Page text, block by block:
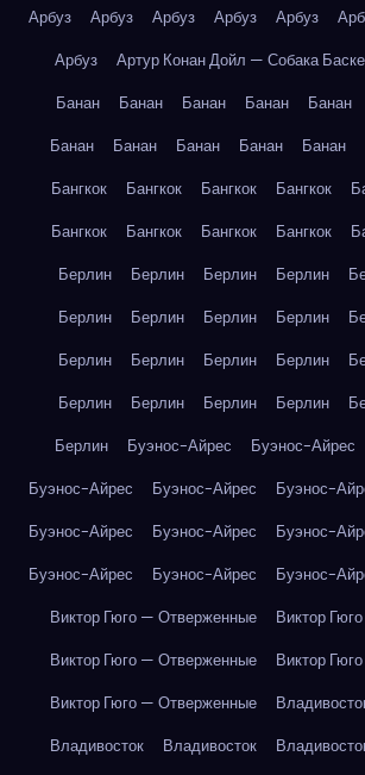
Арбуз
Арбуз Арбуз Арбуз Арбуз
Арбуз
Артур Конан Дойл — Собака
Банан
Банан Банан Банан Банан
Банан
Банан Банан Банан Банан
Бангкок
Бангкок Бангкок Бангкок
Бангкок
Бангкок Бангкок Бангкок
Берлин
Берлин Берлин Берлин
Берлин
Берлин Берлин Берлин
Берлин
Берлин Берлин Берлин
Берлин
Берлин Берлин Берлин
Берлин
Буэнос-Айрес Буэнос-Айрес
Буэнос-Айрес
Буэнос-Айрес Буэнос-
Буэнос-Айрес
Буэнос-Айрес Буэнос-
Буэнос-Айрес
Буэнос-Айрес Буэнос-
Виктор Гюго — Отверженные
Виктор
Виктор Гюго — Отверженные
Виктор
Виктор Гюго — Отверженные
Владивосток
Владивосток